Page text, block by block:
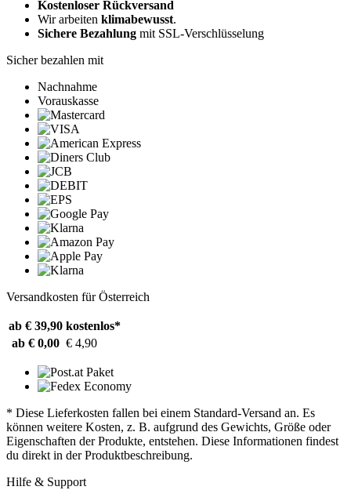
Kostenloser Rückversand
Wir arbeiten klimabewusst.
Sichere Bezahlung mit SSL-Verschlüsselung
Sicher bezahlen mit
Nachnahme
Vorauskasse
Versandkosten für Österreich
ab € 39,90 kostenlos*
ab € 0,00 € 4,90
* Diese Lieferkosten fallen bei einem Standard-Versand an. Es
können weitere Kosten, z. B. aufgrund des Gewichts, Größe oder
Eigenschaften der Produkte, entstehen. Diese Informationen findest
du direkt in der Produktbeschreibung.
Hilfe & Support